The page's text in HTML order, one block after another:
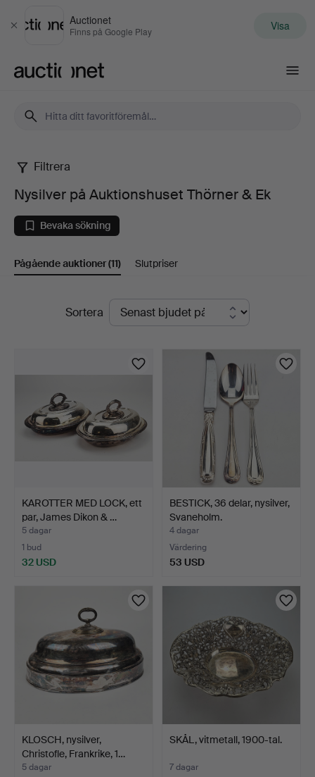
Stäng
Auctionet
Finns på Google Play Visa
Nysilver
på
Auktionshuset
Thörner
Filtrera
Nysilver på Auktionshuset Thörner & Ek
Bevaka sökning
Pågående auktioner(11) Slutpriser
PågåendeSortera
KAROTTER MED LOCK, ett
par, James Dikon & …
5 dagar
1 bud
32 USD
BESTICK, 36 delar, nysilver,
Svaneholm.
4 dagar
Värdering
53 USD
KLOSCH, nysilver,
Christofle, Frankrike, 1…
5 dagar
SKÅL, vitmetall, 1900-tal.
7 dagar